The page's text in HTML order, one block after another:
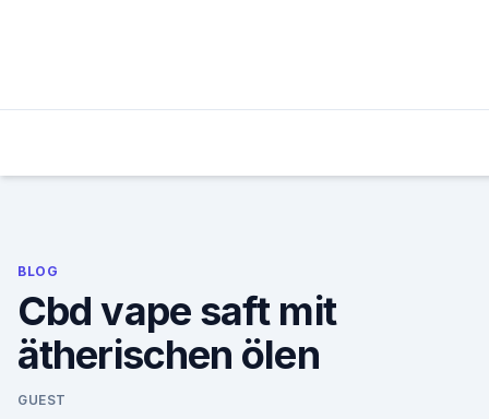
BLOG
Cbd vape saft mit
ätherischen ölen
GUEST